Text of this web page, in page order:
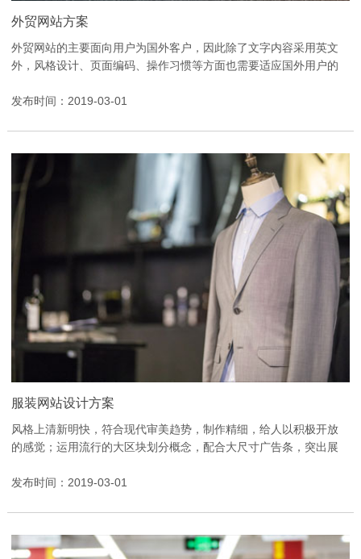
外贸网站方案
外贸网站的主要面向用户为国外客户，因此除了文字内容采用英文
外，风格设计、页面编码、操作习惯等方面也需要适应国外用户的
发布时间：2019-03-01
服装网站设计方案
风格上清新明快，符合现代审美趋势，制作精细，给人以积极开放
的感觉；运用流行的大区块划分概念，配合大尺寸广告条，突出展
发布时间：2019-03-01